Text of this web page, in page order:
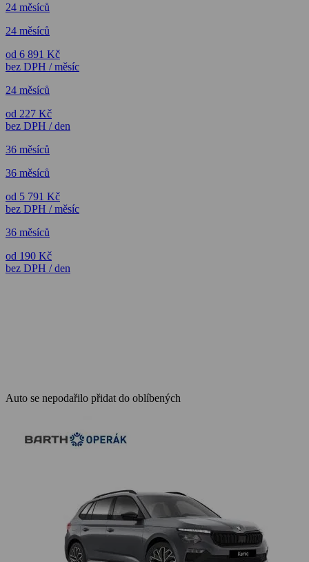
24 měsíců
24 měsíců
od 6 891 Kč
bez DPH / měsíc
24 měsíců
od 227 Kč
bez DPH / den
36 měsíců
36 měsíců
od 5 791 Kč
bez DPH / měsíc
36 měsíců
od 190 Kč
bez DPH / den
Auto se nepodařilo přidat do oblíbených